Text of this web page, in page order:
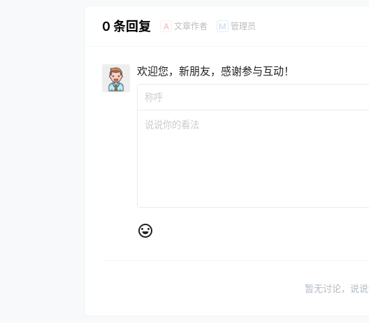
0 条回复 A 文章作者 M 管理员
欢迎您，新朋友，感谢参与互动！
暂无讨论，说